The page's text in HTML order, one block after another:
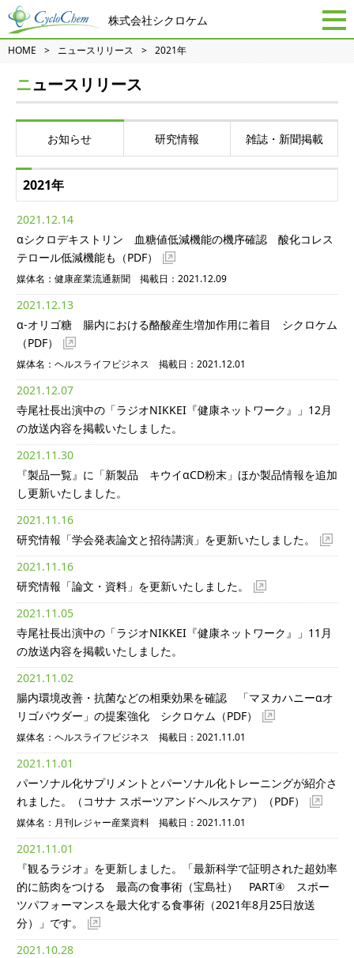
株式会社シクロケム
HOME ニュースリリース 2021年
ニュースリリース
お知らせ 研究情報 雑誌・新聞掲載
2021年
2021.12.14
αシクロデキストリン 血糖値低減機能の機序確認 酸化コレス
テロール低減機能も （PDF）
媒体名：健康産業流通新聞 掲載日：2021.12.09
2021.12.13
α-オリゴ糖 腸内における酪酸産生増加作用に着目 シクロケム
（PDF）
媒体名：ヘルスライフビジネス 掲載日：2021.12.01
2021.12.07
寺尾社長出演中の「ラジオNIKKEI『健康ネットワーク』」12月
の放送内容を掲載いたしました。
2021.11.30
『製品一覧』に「新製品 キウイαCD粉末」ほか製品情報を追加
し更新いたしました。
2021.11.16
研究情報「学会発表論文と招待講演」を更新いたしました。
2021.11.16
研究情報「論文・資料」を更新いたしました。
2021.11.05
寺尾社長出演中の「ラジオNIKKEI『健康ネットワーク』」11月
の放送内容を掲載いたしました。
2021.11.02
腸内環境改善・抗菌などの相乗効果を確認 「マヌカハニーαオ
リゴパウダー」の提案強化 シクロケム （PDF）
媒体名：ヘルスライフビジネス 掲載日：2021.11.01
2021.11.01
パーソナル化サプリメントとパーソナル化トレーニングが紹介さ
れました。（コサナ スポーツアンドヘルスケア）
（PDF）
媒体名：月刊レジャー産業資料 掲載日：2021.11.01
2021.11.01
『観るラジオ』を更新しました。「最新科学で証明された超効率
的に筋肉をつける 最高の食事術（宝島社） PART④ スポー
ツパフォーマンスを最大化する食事術（2021年8月25日放送
分）」です。
2021.10.28